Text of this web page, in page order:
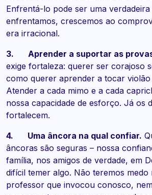
Enfrentá-lo pode ser uma
enfrentamos, crescemos ao
era irracional.
3. Aprender a suportar as
exige fortaleza: querer ser corajoso
como querer aprender a tocar violão
Atender a cada mimo e a cada
nossa capacidade de esforço. Já os
fortalecem.
4. Uma âncora na qual confiar.
âncoras são seguras – nossa
família, nos amigos de verdade, em
difícil temer algo. Não teremos medo
professor que invocou conosco,